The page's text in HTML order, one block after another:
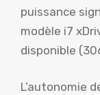
puissance
modèle i7
disponible
L’autonomie